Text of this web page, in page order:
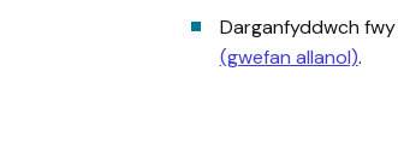
Darganfyddwch fwy
(gwefan allanol).